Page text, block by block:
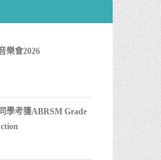
樂會2026
學考獲ABRSM Grade